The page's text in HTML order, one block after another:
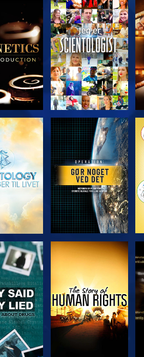
SERIEN UDFORSK SERIEN
SE UDFORSK SERIEN
SE